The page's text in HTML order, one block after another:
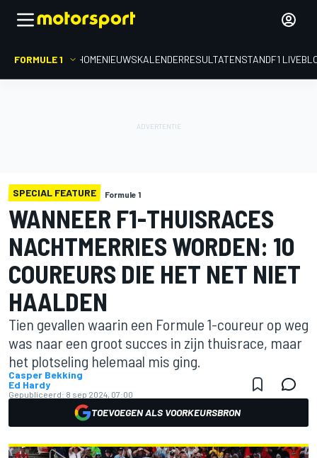
FORMULE 1 HOMENIEUWSKALENDERRESULTATENSTANDF1
SPECIAL FEATURE Formule 1
WANNEER F1-THUISRACES
NACHTMERRIES WORDEN: 10
COUREURS DIE HET NET NIET
HAALDEN
Tien gevallen waarin een Formule 1-coureur op weg
was naar een groot succes in zijn thuisrace, maar
het plotseling helemaal mis ging.
Casper Bekking
Ed Hardy
Gepubliceerd: 8 sep 2024, 07:00
TOEVOEGEN ALS VOORKEURSBRON